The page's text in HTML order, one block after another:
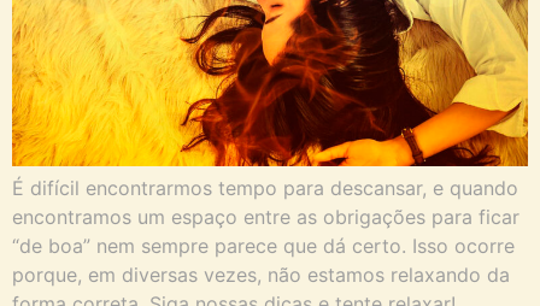
É difícil encontrarmos tempo para descansar, e quando
encontramos um espaço entre as obrigações para ficar
“de boa” nem sempre parece que dá certo. Isso ocorre
porque, em diversas vezes, não estamos relaxando da